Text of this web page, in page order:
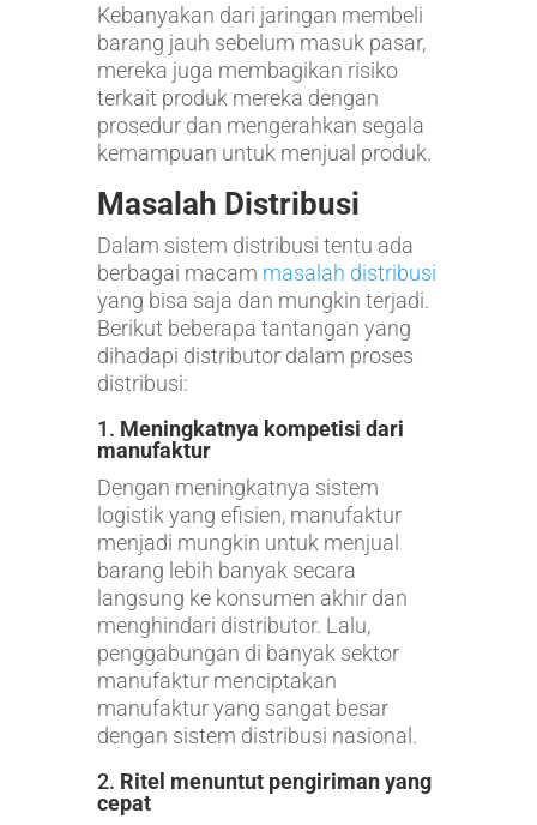
Kebanyakan dari jaringan membeli
barang jauh sebelum masuk pasar,
mereka juga membagikan risiko
terkait produk mereka dengan
prosedur dan mengerahkan segala
kemampuan untuk menjual produk.
Masalah Distribusi
Dalam sistem distribusi tentu ada
berbagai macam masalah distribusi
yang bisa saja dan mungkin terjadi.
Berikut beberapa tantangan yang
dihadapi distributor dalam proses
distribusi:
1. Meningkatnya kompetisi dari
manufaktur
Dengan meningkatnya sistem
logistik yang efisien, manufaktur
menjadi mungkin untuk menjual
barang lebih banyak secara
langsung ke konsumen akhir dan
menghindari distributor. Lalu,
penggabungan di banyak sektor
manufaktur menciptakan
manufaktur yang sangat besar
dengan sistem distribusi nasional.
2. Ritel menuntut pengiriman yang
cepat